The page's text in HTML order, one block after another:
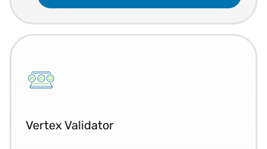
Vertex Validator